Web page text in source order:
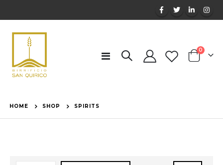
Toggle
Cart
0
HOME SHOP SPIRITS